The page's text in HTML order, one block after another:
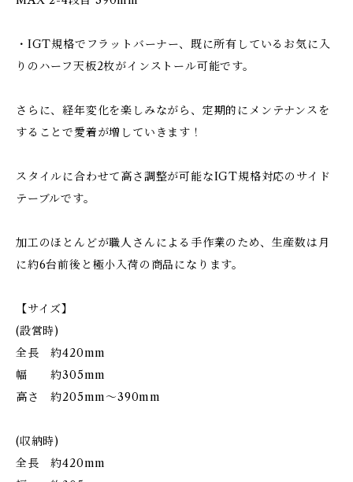
・IGT規格でフラットバーナー、既に所有しているお気に入
りのハーフ天板2枚がインストール可能です。
さらに、経年変化を楽しみながら、定期的にメンテナンスを
することで愛着が増していきます！
スタイルに合わせて高さ調整が可能なIGT規格対応のサイド
テーブルです。
加工のほとんどが職人さんによる手作業のため、生産数は月
に約6台前後と極小入荷の商品になります。
【サイズ】
(設営時)
全長 約420mm
幅 約305mm
高さ 約205mm〜390mm
(収納時)
全長 約420mm